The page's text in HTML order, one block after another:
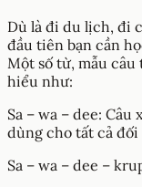
Dù là đi du lịch, đi
đầu tiên bạn cần
Một số từ, mẫu
hiểu như:
Sa – wa – dee:
dùng cho tất cả đối
Sa – wa – dee –